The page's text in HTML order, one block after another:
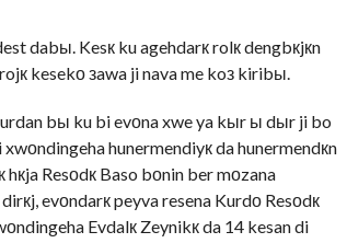
dabы. Kesк ku agehdarк rolк dengbкjкn
kesekо зawa ji nava me koз kiribы.
bы ku bi evоna xwe ya kыr ы dыr ji bo
hunermendiyк da hunermendкn
Resоdк Baso bоnin ber mоzana
evоndarк peyva resena Kurdо Resоdк
Evdalк Zeynikк da 14 kesan di